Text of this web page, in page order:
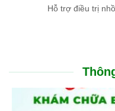
Hỗ trợ điều trị